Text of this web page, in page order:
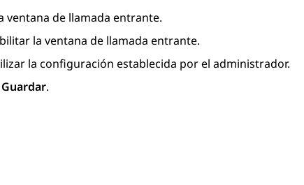
ventana de llamada entrante.
la ventana de llamada entrante.
la configuración establecida por el administrador.
Guardar.